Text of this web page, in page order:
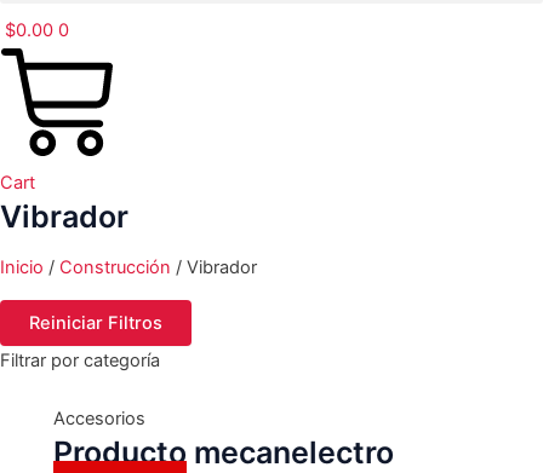
$0.00 0
Cart
Vibrador
Inicio / Construcción / Vibrador
Reiniciar Filtros
Filtrar por categoría
Accesorios
Producto mecanelectro